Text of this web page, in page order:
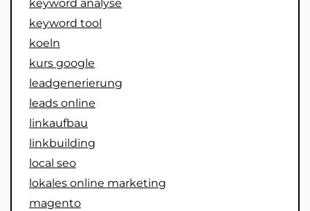
keyword analyse
keyword tool
koeln
kurs google
leadgenerierung
leads online
linkaufbau
linkbuilding
local seo
lokales online marketing
magento